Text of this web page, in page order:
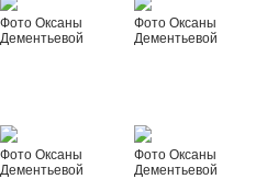
Фото Оксаны
Дементьевой
Фото Оксаны
Дементьевой
Фото Оксаны
Дементьевой
Фото Оксаны
Дементьевой